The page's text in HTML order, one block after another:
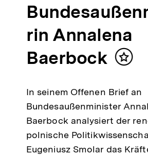
rin Annalena
Baerbock
Inhalt
In seinem Offenen Brief an
Bundesaußenminister
Baerbock analysiert der
polnische
Eugeniusz Smolar das